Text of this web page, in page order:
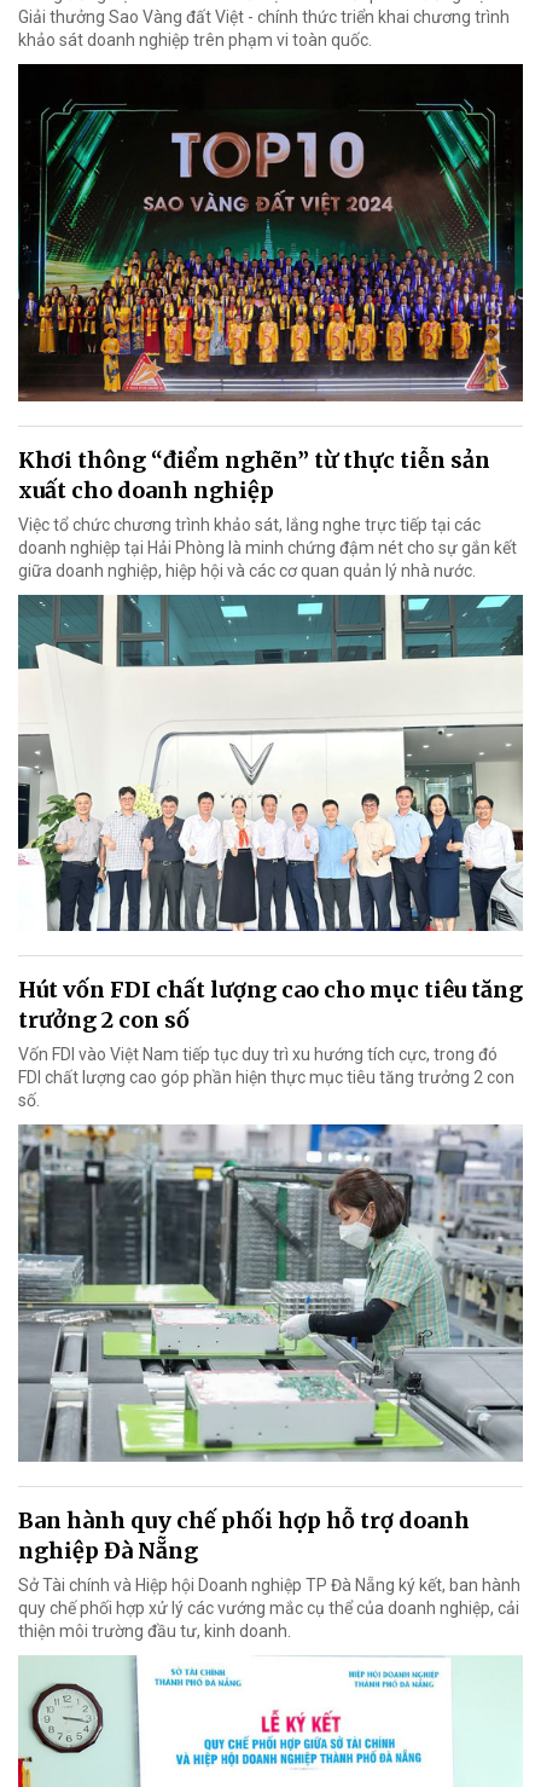
Giải thưởng Sao Vàng đất Việt - chính thức triển khai chương trình
khảo sát doanh nghiệp trên phạm vi toàn quốc.
Khơi thông “điểm nghẽn” từ thực tiễn sản
xuất cho doanh nghiệp
Việc tổ chức chương trình khảo sát, lắng nghe trực tiếp tại các
doanh nghiệp tại Hải Phòng là minh chứng đậm nét cho sự gắn kết
giữa doanh nghiệp, hiệp hội và các cơ quan quản lý nhà nước.
Hút vốn FDI chất lượng cao cho mục tiêu tăng
trưởng 2 con số
Vốn FDI vào Việt Nam tiếp tục duy trì xu hướng tích cực, trong đó
FDI chất lượng cao góp phần hiện thực mục tiêu tăng trưởng 2 con
số.
Ban hành quy chế phối hợp hỗ trợ doanh
nghiệp Đà Nẵng
Sở Tài chính và Hiệp hội Doanh nghiệp TP Đà Nẵng ký kết, ban hành
quy chế phối hợp xử lý các vướng mắc cụ thể của doanh nghiệp, cải
thiện môi trường đầu tư, kinh doanh.